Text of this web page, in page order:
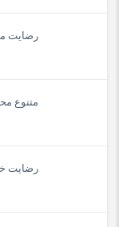
رضایت
متنوع
رضایت